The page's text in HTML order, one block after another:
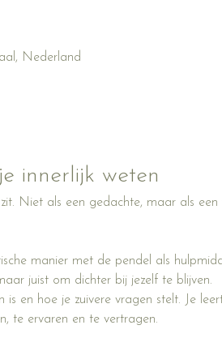
Nederland
innerlijk weten
Niet als een gedachte, maar als een
manier met de pendel als
juist om dichter bij jezelf te blijven.
en hoe je zuivere vragen stelt. Je
te ervaren en te vertragen.